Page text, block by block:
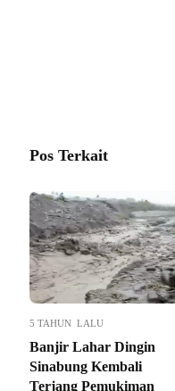
Pos Terkait
5 TAHUN LALU
Banjir Lahar Dingin
Sinabung Kembali
Terjang Pemukiman